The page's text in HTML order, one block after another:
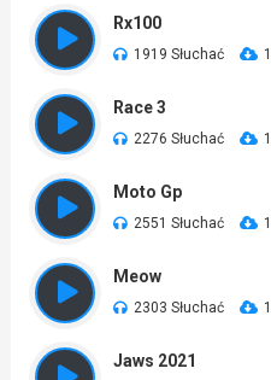
Rx100
1919 Słuchać
Race 3
2276 Słuchać
Moto Gp
2551 Słuchać
Meow
2303 Słuchać
Jaws 2021